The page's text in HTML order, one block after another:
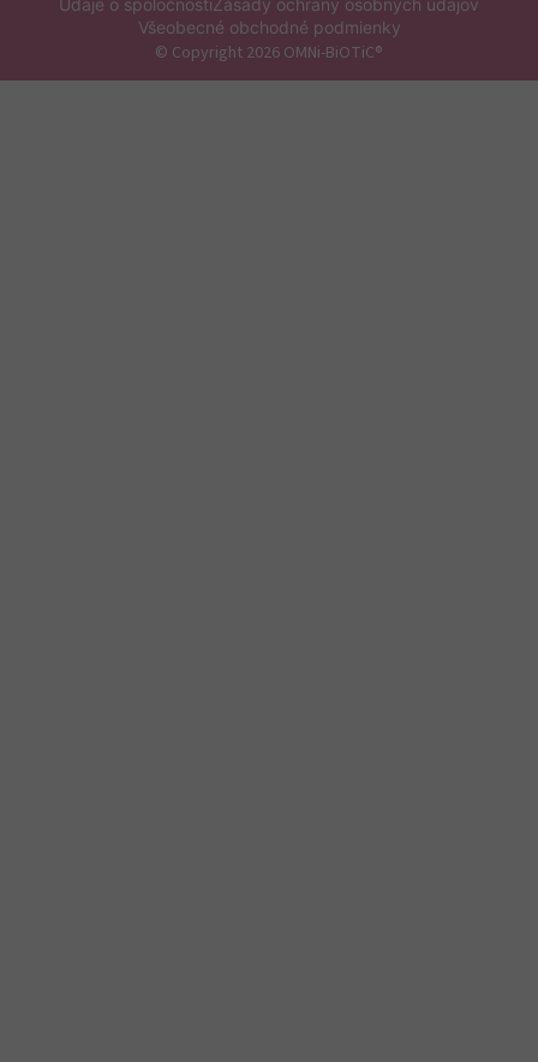
Údaje o spoločnostiZásady ochrany osobných údajov
Všeobecné obchodné podmienky
© Copyright 2026 OMNi-BiOTiC®